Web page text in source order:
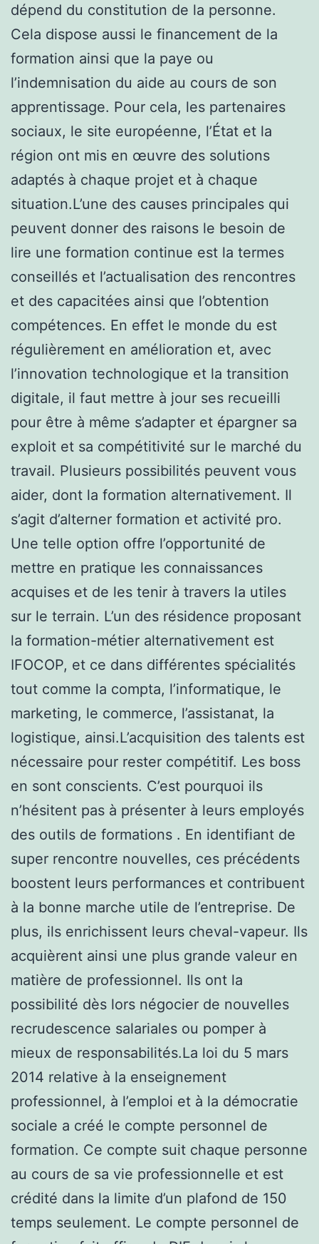
dépend du constitution de la personne.
Cela dispose aussi le financement de la
formation ainsi que la paye ou
l’indemnisation du aide au cours de son
apprentissage. Pour cela, les partenaires
sociaux, le site européenne, l’État et la
région ont mis en œuvre des solutions
adaptés à chaque projet et à chaque
situation.L’une des causes principales qui
peuvent donner des raisons le besoin de
lire une formation continue est la termes
conseillés et l’actualisation des rencontres
et des capacitées ainsi que l’obtention
compétences. En effet le monde du est
régulièrement en amélioration et, avec
l’innovation technologique et la transition
digitale, il faut mettre à jour ses recueilli
pour être à même s’adapter et épargner sa
exploit et sa compétitivité sur le marché du
travail. Plusieurs possibilités peuvent vous
aider, dont la formation alternativement. Il
s’agit d’alterner formation et activité pro.
Une telle option offre l’opportunité de
mettre en pratique les connaissances
acquises et de les tenir à travers la utiles
sur le terrain. L’un des résidence proposant
la formation-métier alternativement est
IFOCOP, et ce dans différentes spécialités
tout comme la compta, l’informatique, le
marketing, le commerce, l’assistanat, la
logistique, ainsi.L’acquisition des talents est
nécessaire pour rester compétitif. Les boss
en sont conscients. C’est pourquoi ils
n’hésitent pas à présenter à leurs employés
des outils de formations . En identifiant de
super rencontre nouvelles, ces précédents
boostent leurs performances et contribuent
à la bonne marche utile de l’entreprise. De
plus, ils enrichissent leurs cheval-vapeur. Ils
acquièrent ainsi une plus grande valeur en
matière de professionnel. Ils ont la
possibilité dès lors négocier de nouvelles
recrudescence salariales ou pomper à
mieux de responsabilités.La loi du 5 mars
2014 relative à la enseignement
professionnel, à l’emploi et à la démocratie
sociale a créé le compte personnel de
formation. Ce compte suit chaque personne
au cours de sa vie professionnelle et est
crédité dans la limite d’un plafond de 150
temps seulement. Le compte personnel de